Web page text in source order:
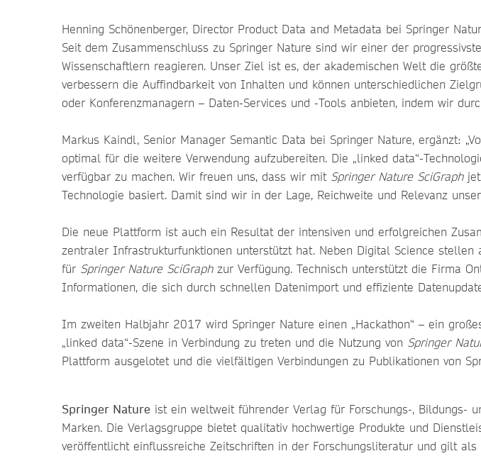
Henning Schönenberger, Director Product Data and Metadata bei Springer
Seit dem Zusammenschluss zu Springer Nature sind wir einer der
Wissenschaftlern reagieren. Unser Ziel ist es, der akademischen Welt die
verbessern die Auffindbarkeit von Inhalten und können unterschiedlichen
oder Konferenzmanagern – Daten-Services und -Tools anbieten, indem wir
Markus Kaindl, Senior Manager Semantic Data bei Springer Nature, ergänzt:
optimal für die weitere Verwendung aufzubereiten. Die „linked data“-
verfügbar zu machen. Wir freuen uns, dass wir mit Springer Nature SciGraph
Technologie basiert. Damit sind wir in der Lage, Reichweite und Relevanz
Die neue Plattform ist auch ein Resultat der intensiven und erfolgreichen
zentraler Infrastrukturfunktionen unterstützt hat. Neben Digital Science
für Springer Nature SciGraphzur Verfügung. Technisch unterstützt die Firma
Informationen, die sich durch schnellen Datenimport und effiziente
Im zweiten Halbjahr 2017 wird Springer Nature einen „Hackathon“ – ein
„linked data“-Szene in Verbindung zu treten und die Nutzung von Springer
Plattform ausgelotet und die vielfältigen Verbindungen zu Publikationen von
Springer Nature ist ein weltweit führender Verlag für Forschungs-, Bildungs-
Marken. Die Verlagsgruppe bietet qualitativ hochwertige Produkte und
veröffentlicht einflussreiche Zeitschriften in der Forschungsliteratur und gilt